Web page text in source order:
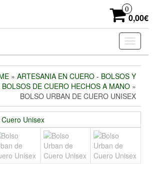
0
0,00€
Toggle
» ARTESANIA EN CUERO - BOLSOS Y
BOLSOS DE CUERO HECHOS A MANO »
BOLSO URBAN DE CUERO UNISEX